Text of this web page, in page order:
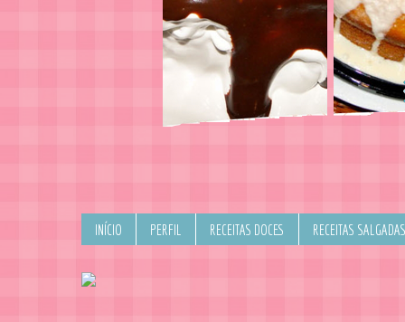
INÍCIO PERFIL RECEITAS DOCES RECEITAS SALGADAS